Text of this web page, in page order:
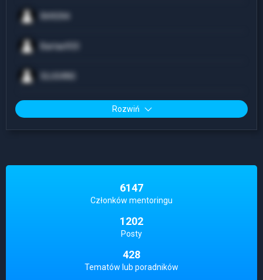
Bartas933
Rozwiń
6147
Członków mentoringu
1202
Posty
428
Tematów lub poradników